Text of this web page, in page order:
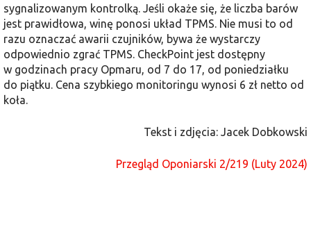
sygnalizowanym kontrolką. Jeśli okaże się, że liczba barów
jest prawidłowa, winę ponosi układ TPMS. Nie musi to od
razu oznaczać awarii czujników, bywa że wystarczy
odpowiednio zgrać TPMS. CheckPoint jest dostępny
w godzinach pracy Opmaru, od 7 do 17, od poniedziałku
do piątku. Cena szybkiego monitoringu wynosi 6 zł netto od
koła.
Tekst i zdjęcia: Jacek Dobkowski
Przegląd Oponiarski 2/219 (Luty 2024)